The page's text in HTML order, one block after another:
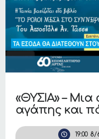
«ΘΥΣΙΑ» – Μια
αγάπης και
19:00 8/